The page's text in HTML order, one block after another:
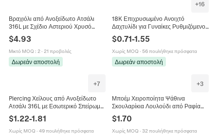
Βραχιόλι από Ανοξείδωτο Ατσάλι
316L με Σχέδιο Αστεριού Χρυσό
Ασημί Στρας Ένθετο Μοντέρνο
Βραχιόλι για Γυναίκες Κοσμήματα
Δώρο
$4.93
Μικτό MOQ : 2· 21 προβολές
Δωρεάν αποστολή
+16
18K Επιχρυσωμένο Ανοιχτό
Δαχτυλίδι για Γυναίκες Ρυθμιζόμενο
Ζιρκόνια Φύλλο Λουλούδι Παραμάνα
Καρδιά Ήλιος Δέντρο της Ζωής
Κοσμήματα
$0.71-1.55
Χωρίς MOQ · 56 πουλήθηκε πρόσφατα
Δωρεάν αποστολή
+7
Piercing Χείλους από Ανοξείδωτο
Ατσάλι 316L με Εσωτερικό Σπείρωμα
Ζιρκόνια και Τεχνητό Οπάλιο
Καρφωτό Σκουλαρίκι Χόνδρου
$1.22-1.81
Χωρίς MOQ · 49 πουλήθηκε πρόσφατα
+3
Μποέμ Χειροποίητα Ψάθινα
Σκουλαρίκια Λουλούδι από Ραφία
για Γυναίκες Τεχνητό Μαργαριτάρι
Στρας Καλοκαιρινά Κοσμήματα
Παραλίας
$1.70
Χωρίς MOQ · 32 πουλήθηκε πρόσφατα